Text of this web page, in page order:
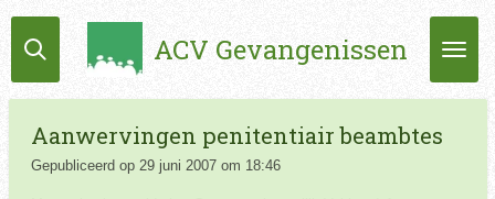
Ga
direct
de
hoofdinhoud
ACV Gevangenissen
Aanwervingen penitentiair beambtes
Gepubliceerd op 29 juni 2007 om 18:46